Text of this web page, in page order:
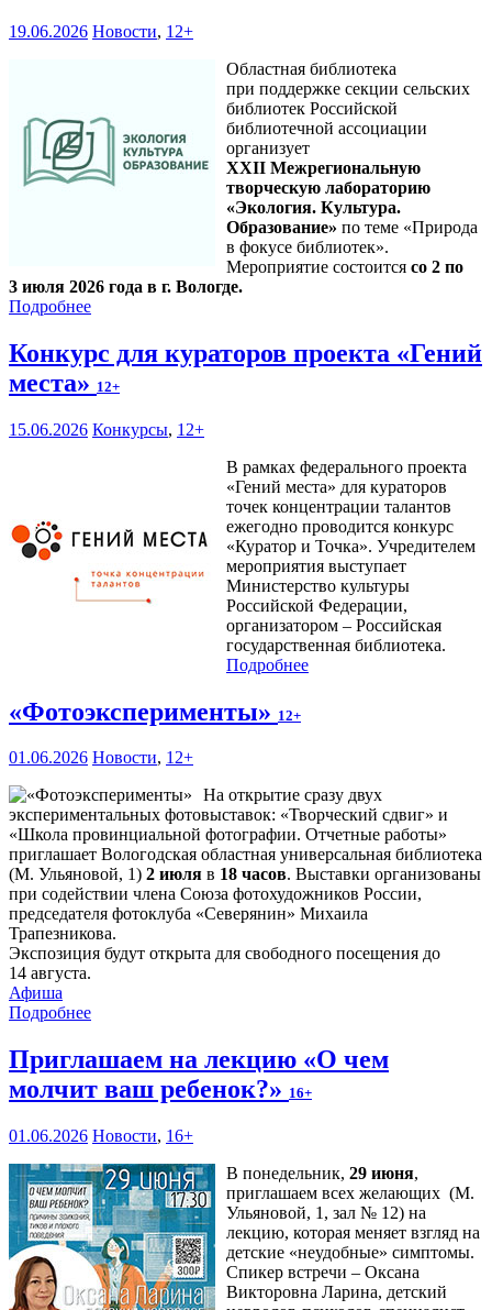
19.06.2026 Новости, 12+
Областная библиотека
при поддержке секции сельских
библиотек Российской
библиотечной ассоциации
организует
XXII Межрегиональную
творческую лабораторию
«Экология. Культура.
Образование» по теме «Природа
в фокусе библиотек».
Мероприятие состоится со 2 по
3 июля 2026 года в г. Вологде.
Подробнее
Конкурс для кураторов проекта «Гений
места» 12+
15.06.2026 Конкурсы, 12+
В рамках федерального проекта
«Гений места» для кураторов
точек концентрации талантов
ежегодно проводится конкурс
«Куратор и Точка». Учредителем
мероприятия выступает
Министерство культуры
Российской Федерации,
организатором – Российская
государственная библиотека.
Подробнее
«Фотоэксперименты» 12+
01.06.2026 Новости, 12+
На открытие сразу двух
экспериментальных фотовыставок: «Творческий сдвиг» и
«Школа провинциальной фотографии. Отчетные работы»
приглашает Вологодская областная универсальная библиотека
(М. Ульяновой, 1) 2 июля в 18 часов. Выставки организованы
при содействии члена Союза фотохудожников России,
председателя фотоклуба «Северянин» Михаила
Трапезникова.
Экспозиция будут открыта для свободного посещения до
14 августа.
Афиша
Подробнее
Приглашаем на лекцию «О чем
молчит ваш ребенок?» 16+
01.06.2026 Новости, 16+
В понедельник, 29 июня,
приглашаем всех желающих (М.
Ульяновой, 1, зал № 12) на
лекцию, которая меняет взгляд на
детские «неудобные» симптомы.
Спикер встречи – Оксана
Викторовна Ларина, детский